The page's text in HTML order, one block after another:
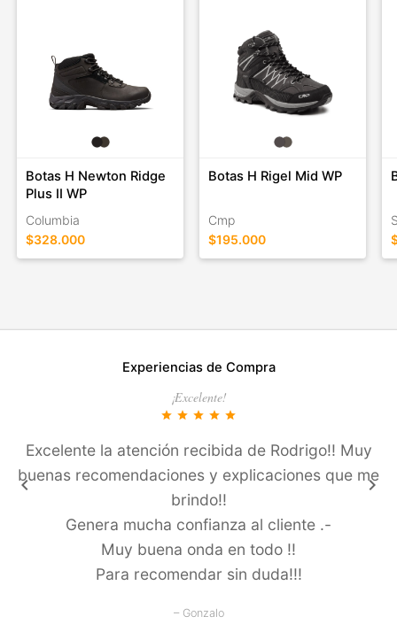
Botas H Newton Ridge
Plus II WP
Columbia
$328.000
Botas H Rigel Mid WP
Cmp
$195.000
Experiencias de Compra
¡Excelente!
star star star star star
Excelente la atención recibida de Rodrigo!! Muy
buenas recomendaciones y explicaciones que me
brindo!!
Genera mucha confianza al cliente .-
Muy buena onda en todo !!
Para recomendar sin duda!!!
– Gonzalo
keyboard_arrow_left keyboard_arrow_right